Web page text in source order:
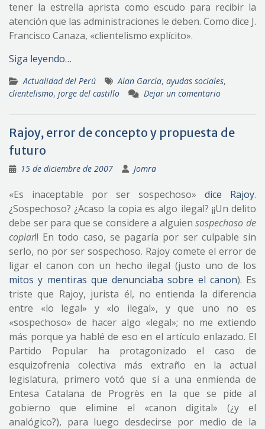
tener la estrella aprista como escudo para recibir la
atención que las administraciones le deben. Como dice J.
Francisco Canaza, «clientelismo explícito».
Siga leyendo…
Actualidad del Perú Alan García, ayudas sociales,
clientelismo, jorge del castillo Dejar un comentario
Rajoy, error de concepto y propuesta de
futuro
15 de diciembre de 2007 Jomra
«Es inaceptable por ser sospechoso» dice Rajoy.
¿Sospechoso? ¿Acaso la copia es algo ilegal? ¡¡Un delito
debe ser para que se considere a alguiensospechoso de
copiar!! En todo caso, se pagaría por ser culpable sin
serlo, no por ser sospechoso. Rajoy comete el error de
ligar el canon con un hecho ilegal (justo uno de los
mitos y mentiras que denunciaba sobre el canon). Es
triste que Rajoy, jurista él, no entienda la diferencia
entre «lo legal» y «lo ilegal», y que uno no es
«sospechoso» de hacer algo «legal»; no me extiendo
más porque ya hablé de eso en el artículo enlazado. El
Partido Popular ha protagonizado el caso de
esquizofrenia colectiva más extraño en la actual
legislatura, primero votó que sí a una enmienda de
Entesa Catalana de Progrès en la que se pide al
gobierno que elimine el «canon digital» (¿y el
analógico?), para luego desdecirse por medio de la